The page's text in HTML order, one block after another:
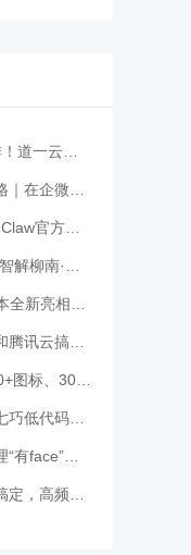
企业数字化落地更简单
属于你的业务智能体
官方指引
社会工作创新应用大赛
动，11大功能优化提效
了个大事情！
表单&页面设计再提速
患整改一步到位！
般人我不告诉TA
补贴自动到账